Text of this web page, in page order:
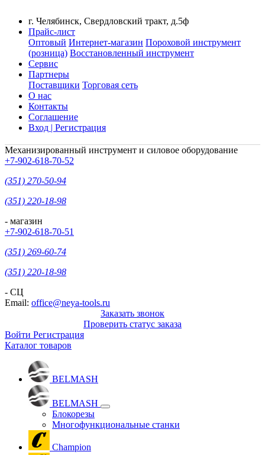
г. Челябинск, Свердловский тракт, д.5ф
Прайс-лист
Оптовый Интернет-магазин Пороховой инструмент
(розница) Восстановленный инструмент
Сервис
Партнеры
Поставщики Торговая сеть
О нас
Контакты
Соглашение
Вход | Регистрация
Механизированный инструмент и силовое оборудование
+7-902-618-70-52
(351) 270-50-94
(351) 220-18-98
- магазин
+7-902-618-70-51
(351) 269-60-74
(351) 220-18-98
- СЦ
Email: office@neya-tools.ru
Заказать звонок
Проверить статус заказа
Войти Регистрация
Каталог товаров
BELMASH
BELMASH
Блокорезы
Многофункциональные станки
Champion